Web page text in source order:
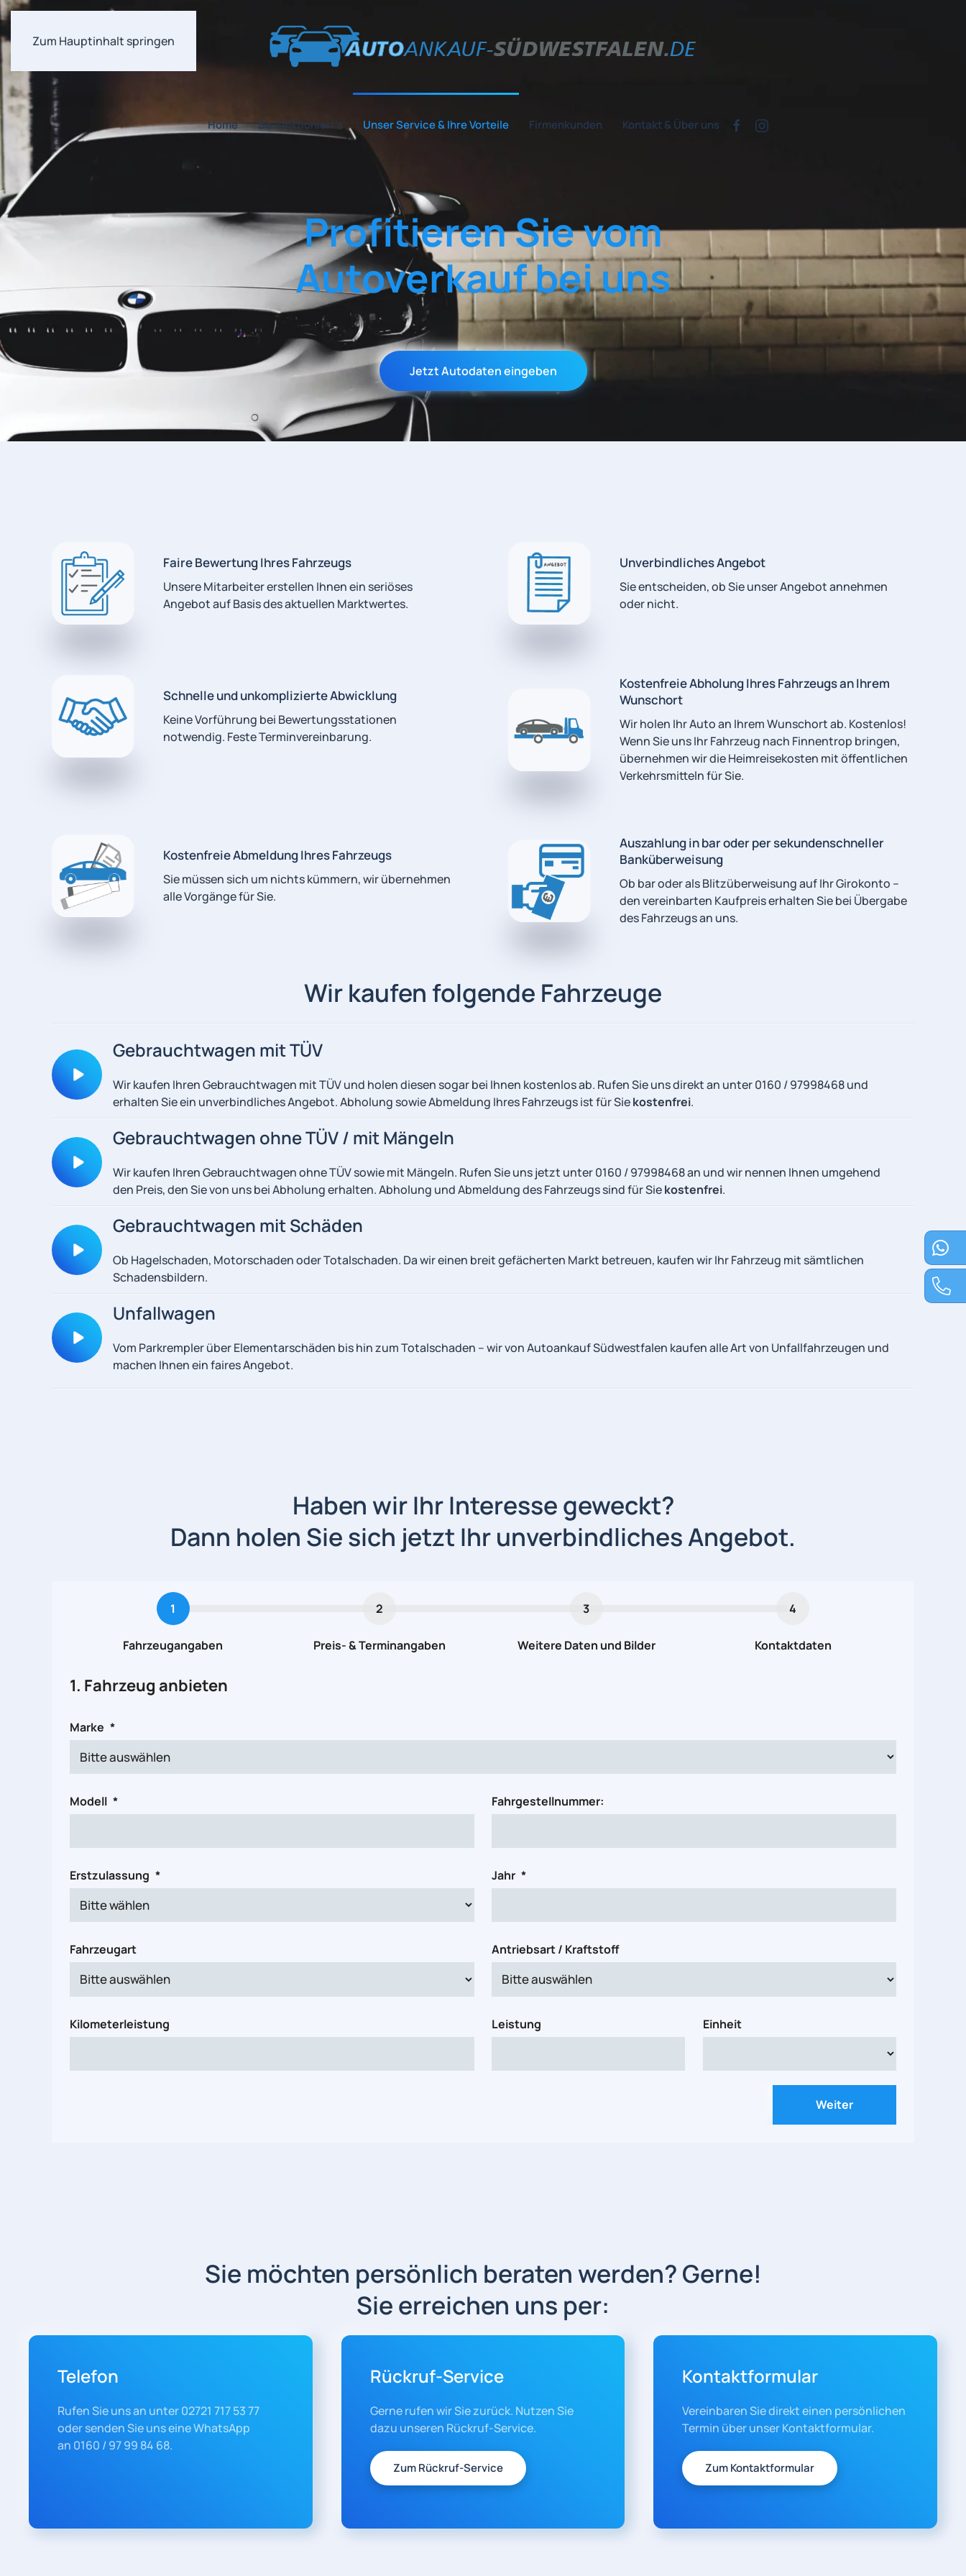
Zum Hauptinhalt springen
Home So funktioniert's Unser Service & Ihre Vorteile Firmenkunden Kontakt & Über uns
Profitieren Sie vom
Autoverkauf bei uns
Jetzt Autodaten eingeben
Faire Bewertung Ihres Fahrzeugs
Unsere Mitarbeiter erstellen Ihnen ein seriöses
Angebot auf Basis des aktuellen Marktwertes.
Unverbindliches Angebot
Sie entscheiden, ob Sie unser Angebot annehmen
oder nicht.
Schnelle und unkomplizierte Abwicklung
Keine Vorführung bei Bewertungsstationen
notwendig. Feste Terminvereinbarung.
Kostenfreie Abholung Ihres Fahrzeugs an Ihrem
Wunschort
Wir holen Ihr Auto an Ihrem Wunschort ab. Kostenlos!
Wenn Sie uns Ihr Fahrzeug nach Finnentrop bringen,
übernehmen wir die Heimreisekosten mit öffentlichen
Verkehrsmitteln für Sie.
Kostenfreie Abmeldung Ihres Fahrzeugs
Sie müssen sich um nichts kümmern, wir übernehmen
alle Vorgänge für Sie.
Auszahlung in bar oder per sekundenschneller
Banküberweisung
Ob bar oder als Blitzüberweisung auf Ihr Girokonto –
den vereinbarten Kaufpreis erhalten Sie bei Übergabe
des Fahrzeugs an uns.
Wir kaufen folgende Fahrzeuge
Gebrauchtwagen mit TÜV
Wir kaufen Ihren Gebrauchtwagen mit TÜV und holen diesen sogar bei Ihnen kostenlos ab. Rufen Sie uns direkt an unter 0160 / 97998468und
erhalten Sie ein unverbindliches Angebot. Abholung sowie Abmeldung Ihres Fahrzeugs ist für Siekostenfrei.
Gebrauchtwagen ohne TÜV / mit Mängeln
Wir kaufen Ihren Gebrauchtwagen ohne TÜV sowie mit Mängeln. Rufen Sie uns jetzt unter 0160 / 97998468an und wir nennen Ihnen umgehend
den Preis, den Sie von uns bei Abholung erhalten. Abholung und Abmeldung des Fahrzeugs sind für Siekostenfrei.
Gebrauchtwagen mit Schäden
Ob Hagelschaden, Motorschaden oder Totalschaden. Da wir einen breit gefächerten Markt betreuen, kaufen wir Ihr Fahrzeug mit sämtlichen
Schadensbildern.
Unfallwagen
Vom Parkrempler über Elementarschäden bis hin zum Totalschaden – wir von Autoankauf Südwestfalen kaufen alle Art von Unfallfahrzeugen und
machen Ihnen ein faires Angebot.
Haben wir Ihr Interesse geweckt?
Dann holen Sie sich jetzt Ihr unverbindliches Angebot.
1
Fahrzeugangaben
2
Preis- & Terminangaben
3
Weitere Daten und Bilder
4
Kontaktdaten
1. Fahrzeug anbieten
Marke *
Modell * Fahrgestellnummer:
Erstzulassung * Jahr *
Fahrzeugart Antriebsart / Kraftstoff
Kilometerleistung Leistung Einheit
Weiter
Sie möchten persönlich beraten werden? Gerne!
Sie erreichen uns per:
Telefon
Rufen Sie uns an unter 02721 717 53 77
oder senden Sie uns eine WhatsApp
an 0160 / 97 99 84 68.
Rückruf-Service
Gerne rufen wir Sie zurück. Nutzen Sie
dazu unseren Rückruf-Service.
Zum Rückruf-Service
Kontaktformular
Vereinbaren Sie direkt einen persönlichen
Termin über unser Kontaktformular.
Zum Kontaktformular